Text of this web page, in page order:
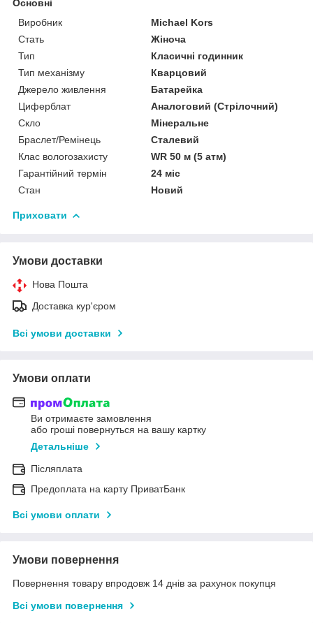
Основні
Виробник
Michael Kors
Стать
Жіноча
Тип
Класичні годинник
Тип механізму
Кварцовий
Джерело живлення
Батарейка
Циферблат
Аналоговий (Стрілочний)
Скло
Мінеральне
Браслет/Ремінець
Сталевий
Клас вологозахисту
WR 50 м (5 атм)
Гарантійний термін
24 міс
Стан
Новий
Приховати
Умови доставки
Нова Пошта
Доставка кур'єром
Всі умови доставки
Умови оплати
Ви отримаєте замовлення
або гроші повернуться на вашу картку
Детальніше
Післяплата
Предоплата на карту ПриватБанк
Всі умови оплати
Умови повернення
Повернення товару впродовж 14 днів за рахунок покупця
Всі умови повернення